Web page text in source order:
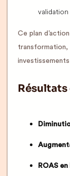
Ce plan
transformation,
investissements
ROAS